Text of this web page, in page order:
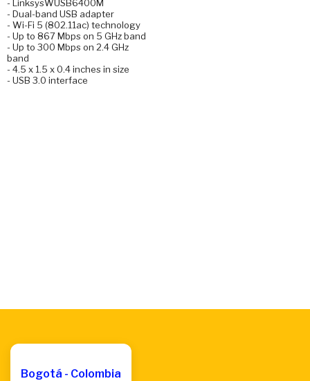
- LinksysWUSB6400M
- Dual-band USB adapter
- Wi-Fi 5 (802.11ac) technology
- Up to 867 Mbps on 5 GHz band
- Up to 300 Mbps on 2.4 GHz
band
- 4.5 x 1.5 x 0.4 inches in size
- USB 3.0 interface
Bogotá - Colombia